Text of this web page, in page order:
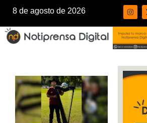
8 de agosto de 2026